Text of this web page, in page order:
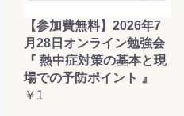
【参加費無料】2026年7
月28日オンライン勉強会
『 熱中症対策の基本と現
場での予防ポイント 』
￥1